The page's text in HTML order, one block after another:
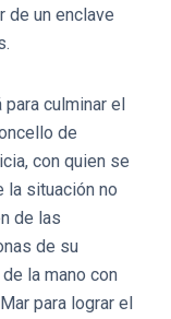
de un enclave
culminar el
de
con quien se
la situación no
de las
de su
la mano con
para lograr el